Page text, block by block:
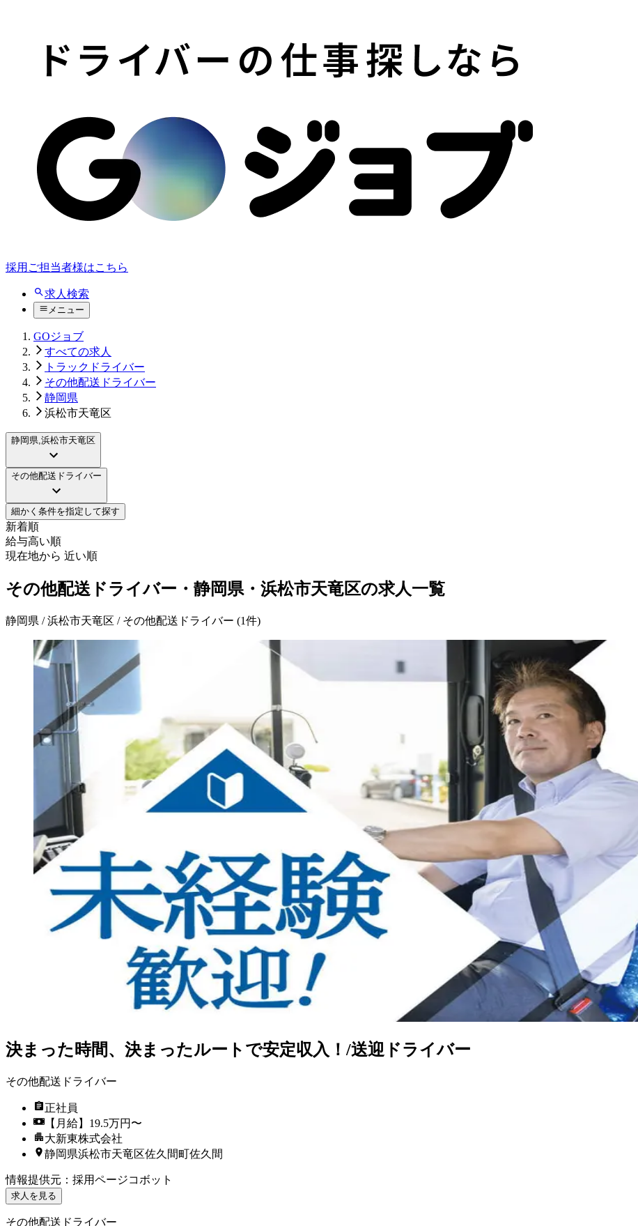
採用ご担当者様はこちら
求人検索
メニュー
GOジョブ
すべての求人
トラックドライバー
その他配送ドライバー
静岡県
浜松市天竜区
静岡県,浜松市天竜区
その他配送ドライバー
細かく条件を指定して探す
新着順
給与高い順
現在地から 近い順
その他配送ドライバー・静岡県・浜松市天竜区の求人一覧
静岡県 / 浜松市天竜区 / その他配送ドライバー (1件)
決まった時間、決まったルートで安定収入！/送迎ドライバー
その他配送ドライバー
正社員
【月給】19.5万円〜
大新東株式会社
静岡県浜松市天竜区佐久間町佐久間
情報提供元 ： 採用ページコボット
求人を見る
その他配送ドライバー